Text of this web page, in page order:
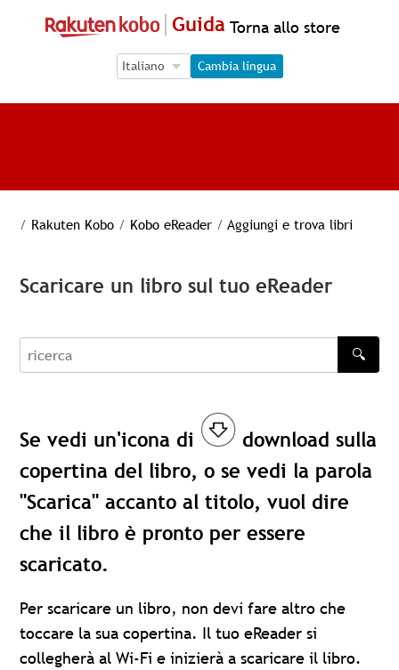
Guida Torna allo store
Language Selection
Language Selection
Cambia lingua
/ Rakuten Kobo / Kobo eReader / Aggiungi e trova libri
Scaricare un libro sul tuo eReader
recherche
🔍
Se vedi un'icona di
download sulla
copertina del libro, o se vedi la parola
"Scarica" accanto al titolo, vuol dire
che il libro è pronto per essere
scaricato.
Per scaricare un libro, non devi fare altro che
toccare la sua copertina. Il tuo eReader si
collegherà al Wi-Fi e inizierà a scaricare il libro.